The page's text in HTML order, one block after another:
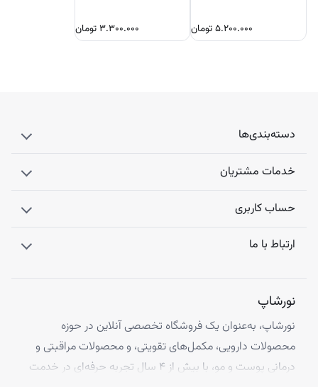
۵.۲۰۰.۰۰۰ تومان ۳.۳۰۰.۰۰۰تومان
دسته‌بندی‌ها
خدمات مشتریان
حساب کاربری
ارتباط با ما
نورشاپ
نورشاپ، به‌عنوان یک فروشگاه تخصصی آنلاین در حوزه
محصولات دارویی، مکمل‌های تقویتی، و محصولات مراقبتی و
درمانی پوست و مو، با بیش از ۴ سال تجربه حرفه‌ای در خدمت